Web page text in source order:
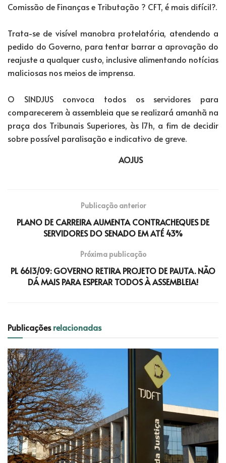
Comissão de Finanças e Tributação ? CFT, é mais difícil?.
Trata-se de visível manobra protelatória, atendendo a
pedido do Governo, para tentar barrar a aprovação do
reajuste a qualquer custo, inclusive alimentando notícias
maliciosas nos meios de imprensa.
O SINDJUS convoca todos os servidores para
comparecerem à assembleia que se realizará amanhã na
praça dos Tribunais Superiores, às 17h, a fim de decidir
sobre possível paralisação e indicativo de greve.
AOJUS
Publicação anterior
PLANO DE CARREIRA AUMENTA CONTRACHEQUES DE
SERVIDORES DO SENADO EM ATÉ 43%
Próxima publicação
PL 6613/09: GOVERNO RETIRA PROJETO DE PAUTA. NÃO
DÁ MAIS PARA ESPERAR TODOS À ASSEMBLEIA!
Publicaçõesrelacionadas